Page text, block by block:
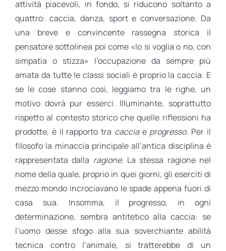
attività piacevoli, in fondo, si riducono soltanto a
quattro: caccia, danza, sport e conversazione. Da
una breve e convincente rassegna storica il
pensatore sottolinea poi come «lo si voglia o no, con
simpatia o stizza» l’occupazione da sempre più
amata da tutte le classi sociali è proprio la caccia. E
se le cose stanno così, leggiamo tra le righe, un
motivo dovrà pur esserci. Illuminante, soprattutto
rispetto al contesto storico che quelle riflessioni ha
prodotte, è il rapporto tra caccia eprogresso. Per il
filosofo la minaccia principale all’antica disciplina è
rappresentata dalla ragione. La stessa ragione nel
nome della quale, proprio in quei giorni, gli eserciti di
mezzo mondo incrociavano le spade appena fuori di
casa sua. Insomma, il progresso, in ogni
determinazione, sembra antitetico alla caccia: se
l’uomo desse sfogo alla sua soverchiante abilità
tecnica contro l’animale, si tratterebbe di un